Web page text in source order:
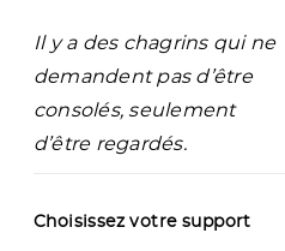
Il y a des chagrins qui ne
demandent pas d’être
consolés, seulement
d’être regardés.
Choisissez votre support